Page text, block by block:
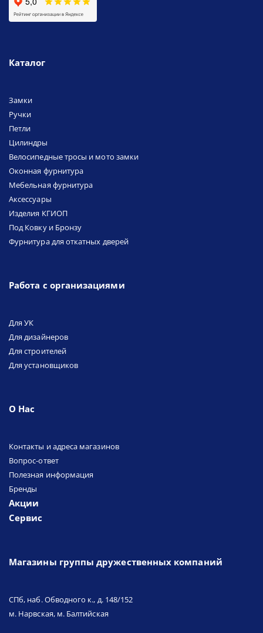
Каталог
Замки
Ручки
Петли
Цилиндры
Велосипедные тросы и мото замки
Оконная фурнитура
Мебельная фурнитура
Аксессуары
Изделия КГИОП
Под Ковку и Бронзу
Фурнитура для откатных дверей
Работа с организациями
Для УК
Для дизайнеров
Для строителей
Для установщиков
О Нас
Контакты и адреса магазинов
Вопрос-ответ
Полезная информация
Бренды
Акции
Сервис
Магазины группы дружественных компаний
СПб, наб. Обводного к., д. 148/152
м. Нарвская, м. Балтийская